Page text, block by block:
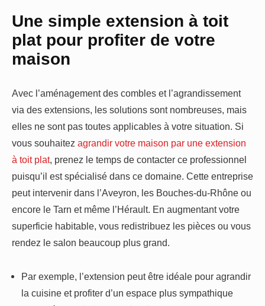
Une simple extension à toit
plat pour profiter de votre
maison
Avec l’aménagement des combles et l’agrandissement
via des extensions, les solutions sont nombreuses, mais
elles ne sont pas toutes applicables à votre situation. Si
vous souhaitez agrandir votre maison par une extension
à toit plat, prenez le temps de contacter ce professionnel
puisqu’il est spécialisé dans ce domaine. Cette entreprise
peut intervenir dans l’Aveyron, les Bouches-du-Rhône ou
encore le Tarn et même l’Hérault. En augmentant votre
superficie habitable, vous redistribuez les pièces ou vous
rendez le salon beaucoup plus grand.
Par exemple, l’extension peut être idéale pour agrandir
la cuisine et profiter d’un espace plus sympathique